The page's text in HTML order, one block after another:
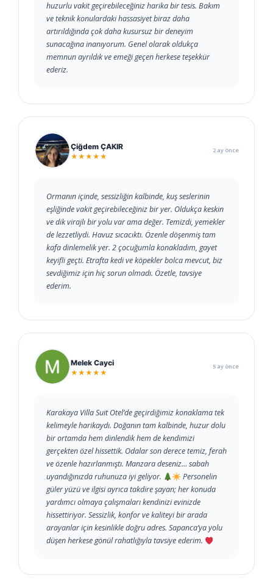
huzurlu vakit geçirebileceğiniz harika bir tesis. Bakım
ve teknik konulardaki hassasiyet biraz daha
artırıldığında çok daha kusursuz bir deneyim
sunacağına inanıyorum. Genel olarak oldukça
memnun ayrıldık ve emeği geçen herkese teşekkür
ederiz.
Çiğdem ÇAKIR
★★★★★
2 ay önce
Ormanın içinde, sessizliğin kalbinde, kuş seslerinin
eşliğinde vakit geçirebileceğiniz bir yer. Oldukça keskin
ve dik virajlı bir yolu var ama değer. Temizdi, yemekler
de lezzetliydi. Havuz sıcacıktı. Özenle döşenmiş tam
kafa dinlemelik yer. 2 çocuğumla konakladım, gayet
keyifli geçti. Etrafta kedi ve köpekler bolca mevcut, biz
sevdiğimiz için hiç sorun olmadı. Özetle, tavsiye
ederim.
Melek Cayci
★★★★★
5 ay önce
Karakaya Villa Suit Otel’de geçirdiğimiz konaklama tek
kelimeyle harikaydı. Doğanın tam kalbinde, huzur dolu
bir ortamda hem dinlendik hem de kendimizi
gerçekten özel hissettik. Odalar son derece temiz, ferah
ve özenle hazırlanmıştı. Manzara deseniz… sabah
uyandığınızda ruhunuza iyi geliyor.
Personelin
güler yüzü ve ilgisi ayrıca takdire şayan; her konuda
yardımcı olmaya çalışmaları kendinizi evinizde
hissettiriyor. Sessizlik, konfor ve kaliteyi bir arada
arayanlar için kesinlikle doğru adres. Sapanca’ya yolu
düşen herkese gönül rahatlığıyla tavsiye ederim.